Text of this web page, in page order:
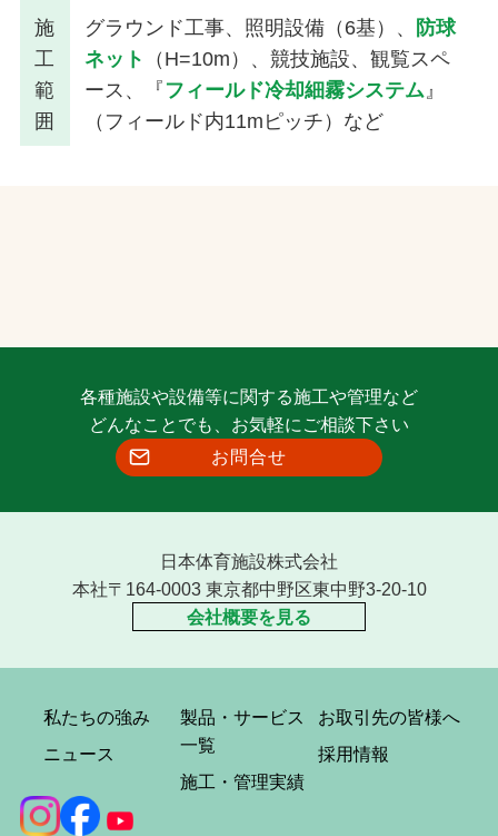
施
工
範
囲
グラウンド工事、照明設備（6基）、
防球
ネット
（H=10m）、競技施設、観覧スペ
ース、『 フィールド冷却細霧システム』
（フィールド内11mピッチ）など
各種施設や設備等に関する施工や管理など
どんなことでも、お気軽にご相談下さい
お問合せ
日本体育施設株式会社
本社〒164-0003 東京都中野区東中野3-20-10
会社概要を見る
私たちの強み
ニュース
製品・サービス
一覧
施工・管理実績
お取引先の皆様へ
採用情報